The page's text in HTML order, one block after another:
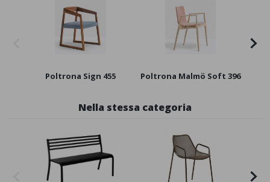
Poltrona Sign 455 Poltrona Malmö Soft 396
Nella stessa categoria